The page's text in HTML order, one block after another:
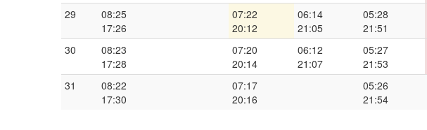
29
08:25
17:26
07:22
20:12
06:14
21:05
05:28
21:51
30
08:23
17:28
07:20
20:14
06:12
21:07
05:27
21:53
31
08:22
17:30
07:17
20:16
05:26
21:54